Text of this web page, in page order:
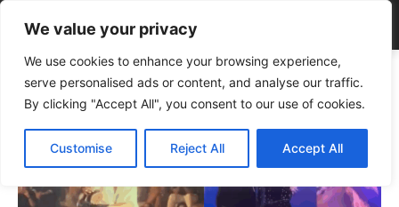
We value your privacy
We use cookies to enhance your browsing experience,
serve personalised ads or content, and analyse our traffic.
By clicking "Accept All", you consent to our use of cookies.
Customise Reject All Accept All
Tags Live
Tag:live